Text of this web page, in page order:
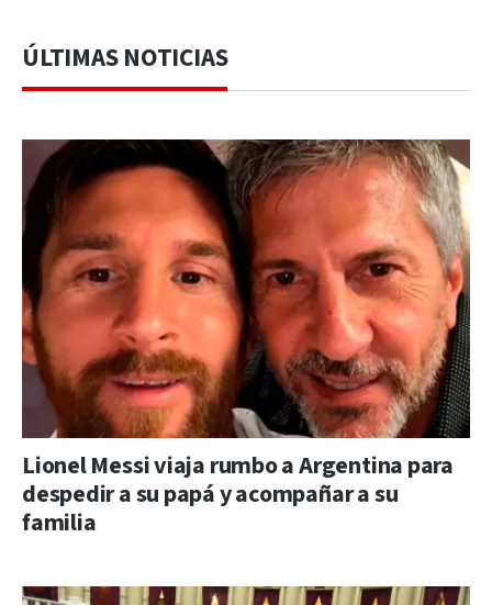
ÚLTIMAS NOTICIAS
Lionel Messi viaja rumbo a Argentina para
despedir a su papá y acompañar a su
familia